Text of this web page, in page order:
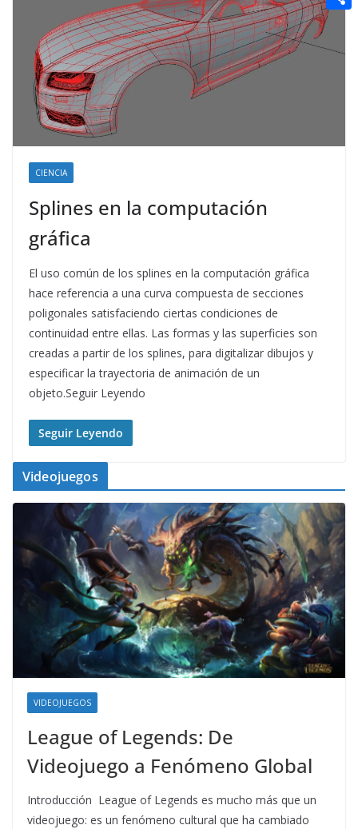
CIENCIA
Splines en la computación
gráfica
El uso común de los splines en la computación gráfica
hace referencia a una curva compuesta de secciones
poligonales satisfaciendo ciertas condiciones de
continuidad entre ellas. Las formas y las superficies son
creadas a partir de los splines, para digitalizar dibujos y
especificar la trayectoria de animación de un
objeto.Seguir Leyendo
Seguir Leyendo
Videojuegos
VIDEOJUEGOS
League of Legends: De
Videojuego a Fenómeno Global
Introducción League of Legends es mucho más que un
videojuego: es un fenómeno cultural que ha cambiado
n
ge
r
r
a
eC
o
r